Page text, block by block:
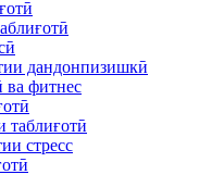
дандонпизишкӣ
ва фитнес
стресс